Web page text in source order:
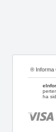
® Informa
ha